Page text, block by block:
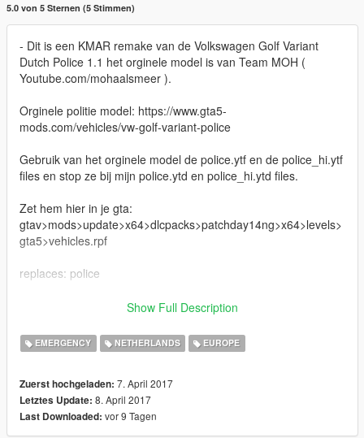
5.0 von 5 Sternen (5 Stimmen)
- Dit is een KMAR remake van de Volkswagen Golf Variant
Dutch Police 1.1 het orginele model is van Team MOH (
Youtube.com/mohaalsmeer ).
Orginele politie model: https://www.gta5-
mods.com/vehicles/vw-golf-variant-police
Gebruik van het orginele model de police.ytf en de police_hi.ytf
files en stop ze bij mijn police.ytd en police_hi.ytd files.
Zet hem hier in je gta:
gtav>mods>update>x64>dlcpacks>patchday14ng>x64>levels>
gta5>vehicles.rpf
replaces: police
Model donated by: Joelplayz
Model From: squir.com/
Converted to GTAV - MOH-samtoxie
New materials/Textures - MOH-Samtoxie/Marco
Template - MOH-Marco
Show Full Description
EMERGENCY NETHERLANDS EUROPE
Zuerst hochgeladen: 7. April 2017
Letztes Update: 8. April 2017
Last Downloaded: vor 9 Tagen